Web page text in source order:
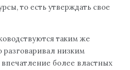
то есть утверждать свое
таким же
разговаривал низким
впечатление более властных